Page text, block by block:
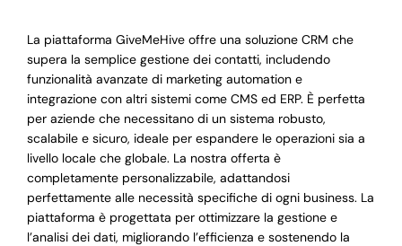
La piattaforma GiveMeHive offre una soluzione CRM che
supera la semplice gestione dei contatti, includendo
funzionalità avanzate di marketing automation e
integrazione con altri sistemi come CMS ed ERP. È perfetta
per aziende che necessitano di un sistema robusto,
scalabile e sicuro, ideale per espandere le operazioni sia a
livello locale che globale. La nostra offerta è
completamente personalizzabile, adattandosi
perfettamente alle necessità specifiche di ogni business. La
piattaforma è progettata per ottimizzare la gestione e
l’analisi dei dati, migliorando l’efficienza e sostenendo la